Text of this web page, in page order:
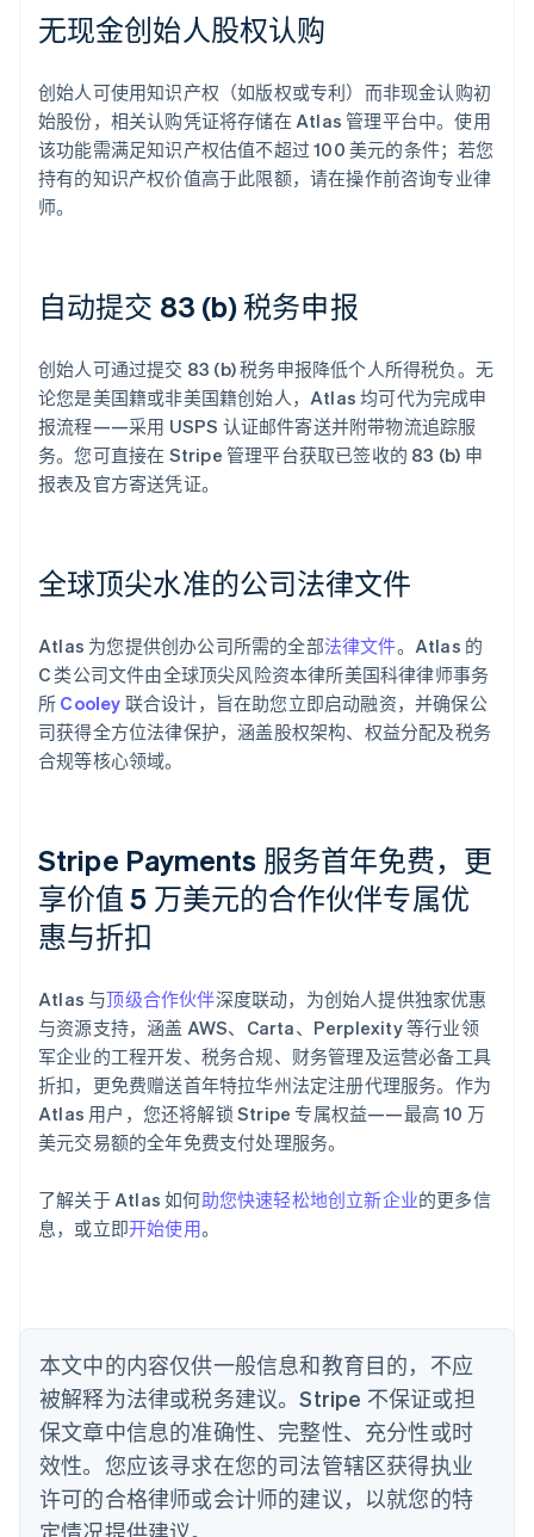
无现金创始人股权认购
创始人可使用知识产权（如版权或专利）而非现金认购初
始股份，相关认购凭证将存储在 Atlas 管理平台中。使用
该功能需满足知识产权估值不超过 100 美元的条件；若您
持有的知识产权价值高于此限额，请在操作前咨询专业律
师。
自动提交 83 (b) 税务申报
创始人可通过提交 83 (b) 税务申报降低个人所得税负。无
论您是美国籍或非美国籍创始人，Atlas 均可代为完成申
报流程——采用 USPS 认证邮件寄送并附带物流追踪服
务。您可直接在 Stripe 管理平台获取已签收的 83 (b) 申
报表及官方寄送凭证。
全球顶尖水准的公司法律文件
Atlas 为您提供创办公司所需的全部法律文件。Atlas 的
C 类公司文件由全球顶尖风险资本律所美国科律律师事务
所 Cooley 联合设计，旨在助您立即启动融资，并确保公
司获得全方位法律保护，涵盖股权架构、权益分配及税务
合规等核心领域。
Stripe Payments 服务首年免费，更
享价值 5 万美元的合作伙伴专属优
惠与折扣
Atlas 与顶级合作伙伴深度联动，为创始人提供独家优惠
与资源支持，涵盖 AWS、Carta、Perplexity 等行业领
军企业的工程开发、税务合规、财务管理及运营必备工具
折扣，更免费赠送首年特拉华州法定注册代理服务。作为
Atlas 用户，您还将解锁 Stripe 专属权益——最高 10 万
美元交易额的全年免费支付处理服务。
了解关于 Atlas 如何助您快速轻松地创立新企业的更多信
息，或立即开始使用。
本文中的内容仅供一般信息和教育目的，不应
被解释为法律或税务建议。Stripe 不保证或担
保文章中信息的准确性、完整性、充分性或时
效性。您应该寻求在您的司法管辖区获得执业
许可的合格律师或会计师的建议，以就您的特
阿联酋
English
English
爱沙尼亚
English
奥地利
DeutschEnglish
澳大利亚
English
PortuguêsEnglish
保加利亚
English
丹麦
English
德国
DeutschEnglish
法国
FrançaisEnglish
芬兰